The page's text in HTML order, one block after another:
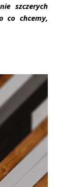
szczerych
co chcemy,